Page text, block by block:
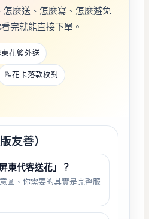
怎麼送、怎麼寫、怎麼避免
完就能直接下單。
東花籃外送
📝花卡落款校對
友善）
東代客送花」？
圖、你需要的其實是完整服